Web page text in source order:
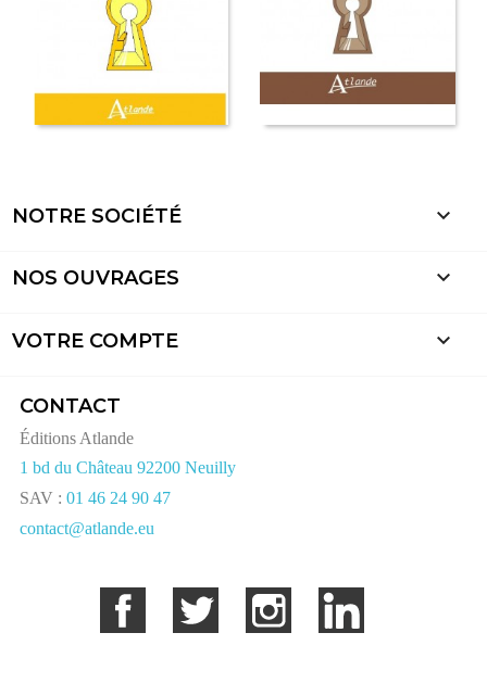
NOTRE SOCIÉTÉ 
NOS OUVRAGES 
VOTRE COMPTE 
CONTACT
Éditions Atlande
1 bd du Château 92200 Neuilly
SAV : 01 46 24 90 47
contact@atlande.eu
Facebook Twitter Instagram